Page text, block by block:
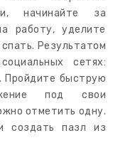
начинайте за
работу, уделите
Результатом
сетях:
Пройдите быструю
под свои
отметить одну.
создать пазл из